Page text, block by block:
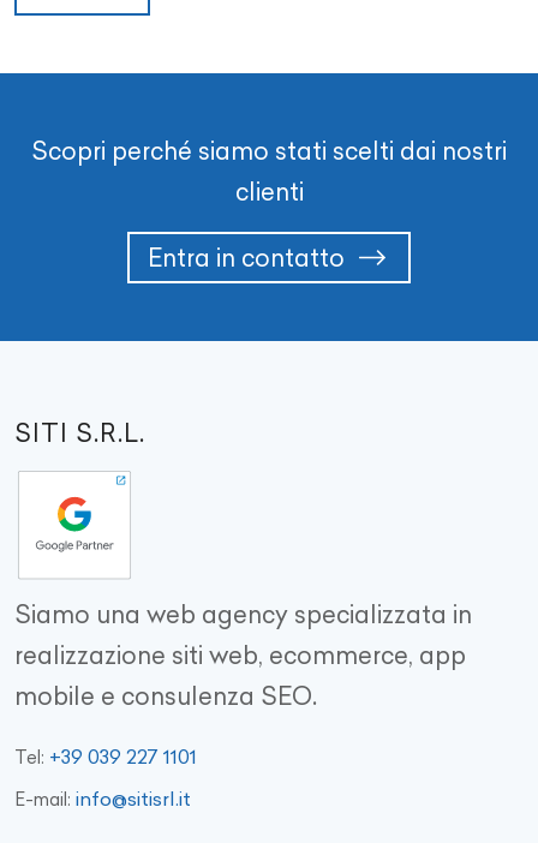
Scopri perché siamo stati scelti dai nostri
clienti
Entra in contatto
SITI S.R.L.
Siamo una web agency specializzata in
realizzazione siti web, ecommerce, app
mobile e consulenza SEO.
Tel: +39 039 227 1101
E-mail: info@sitisrl.it